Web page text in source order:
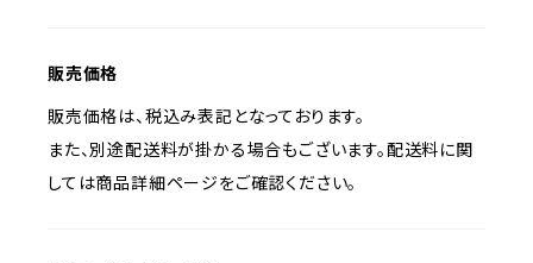
販売価格
販売価格は、税込み表記となっております。
また、別途配送料が掛かる場合もございます。配送料に関
しては商品詳細ページをご確認ください。